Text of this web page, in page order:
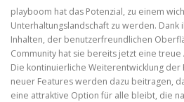
playboom hat das Potenzial, zu einem
Unterhaltungslandschaft zu werden.
Inhalten, der benutzerfreundlichen
Community hat sie bereits jetzt eine
Die kontinuierliche Weiterentwicklung der
neuer Features werden dazu beitragen,
eine attraktive Option für alle bleibt, die